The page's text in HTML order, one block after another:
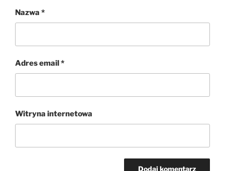
Nazwa *
Adres email *
Witryna internetowa